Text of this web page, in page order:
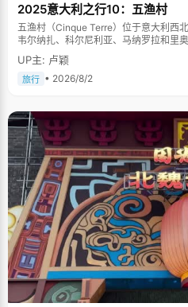
2025意大利之行10：五渔村
五渔村（Cinque Terre）位于意大利西
韦尔纳扎、科尔尼利亚、马纳罗拉和里
山傍海，房屋色彩斑斓，1997年被列为
UP主: 卢颖
旅行 • 2026/8/2